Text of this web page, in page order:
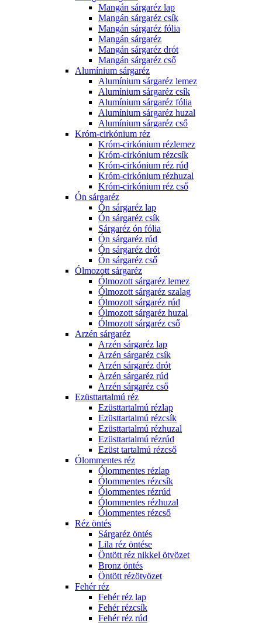
Mangán sárgaréz lap
Mangán sárgaréz csík
Mangán sárgaréz fólia
Mangán sárgaréz
Mangán sárgaréz drót
Mangán sárgaréz cső
Alumínium sárgaréz
Alumínium sárgaréz lemez
Alumínium sárgaréz csík
Alumínium sárgaréz fólia
Alumínium sárgaréz huzal
Alumínium sárgaréz cső
Króm-cirkónium réz
Króm-cirkónium rézlemez
Króm-cirkónium rézcsík
Króm-cirkónium réz rúd
Króm-cirkónium rézhuzal
Króm-cirkónium réz cső
Ón sárgaréz
Ón sárgaréz lap
Ón sárgaréz csík
Sárgaréz ón fólia
Ón sárgaréz rúd
Ón sárgaréz drót
Ón sárgaréz cső
Ólmozott sárgaréz
Ólmozott sárgaréz lemez
Ólmozott sárgaréz szalag
Ólmozott sárgaréz rúd
Ólmozott sárgaréz huzal
Ólmozott sárgaréz cső
Arzén sárgaréz
Arzén sárgaréz lap
Arzén sárgaréz csík
Arzén sárgaréz drót
Arzén sárgaréz rúd
Arzén sárgaréz cső
Ezüsttartalmú réz
Ezüsttartalmú rézlap
Ezüsttartalmú rézcsík
Ezüsttartalmú rézhuzal
Ezüsttartalmú rézrúd
Ezüst tartalmú rézcső
Ólommentes réz
Ólommentes rézlap
Ólommentes rézcsík
Ólommentes rézrúd
Ólommentes rézhuzal
Ólommentes rézcső
Réz öntés
Sárgaréz öntés
Lila réz öntése
Öntött réz nikkel ötvözet
Bronz öntés
Öntött rézötvözet
Fehér réz
Fehér réz lap
Fehér rézcsík
Fehér réz rúd